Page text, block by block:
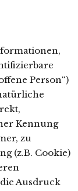
Person“)
Kennung
zu
(z.B. Cookie)
Ausdruck